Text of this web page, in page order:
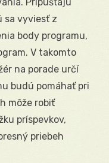
sa vyviesť z
body programu,
V takomto
na porade určí
budú pomáhať pri
môže robiť
príspevkov,
priebeh